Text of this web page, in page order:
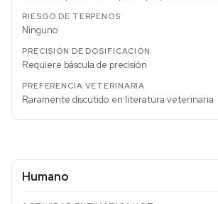
Ninguno
Requiere báscula de precisión
Raramente discutido en literatura veterinaria
Humano